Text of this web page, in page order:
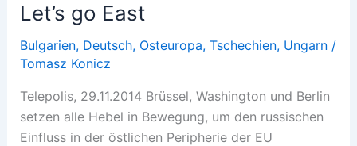
Let’s go East
Bulgarien, Deutsch, Osteuropa, Tschechien, Ungarn/
Tomasz Konicz
Telepolis, 29.11.2014 Brüssel, Washington und Berlin
setzen alle Hebel in Bewegung, um den russischen
Einfluss in der östlichen Peripherie der EU